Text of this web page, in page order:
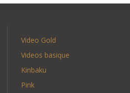
Video Gold
Videos basique
Kinbaku
Pink